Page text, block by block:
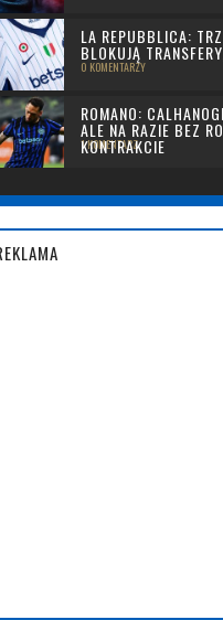
LA REPUBBLICA:
BLOKUJĄ
0 KOMENTARZY
ROMANO:
ALE NA RAZIE BEZ
KONTRAKCIE
1 KOMENTARZ